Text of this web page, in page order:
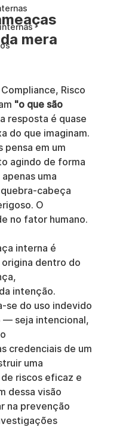
mera
Risco
"o que são
resposta é quase
do que imaginam.
pensa em um
agindo de forma
uma
cabeça
O
no fator humano.
interna é
dentro do
intenção.
se do uso indevido
— seja intencional,
credenciais de um
uma
riscos eficaz e
dessa visão
na prevenção